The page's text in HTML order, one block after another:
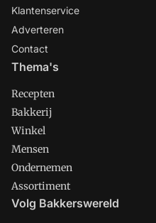
Klantenservice
Adverteren
Contact
Thema's
Recepten
Bakkerij
Winkel
Mensen
Ondernemen
Assortiment
Volg Bakkerswereld